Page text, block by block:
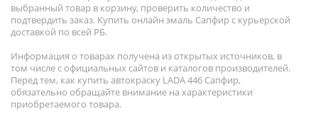
выбранный товар в корзину, проверить количество и
подтвердить заказ. Купить онлайн эмаль Сапфир с курьерской
доставкой по всей РБ.
Информация о товарах получена из открытых источников, в
том числе с официальных сайтов и каталогов производителей.
Перед тем, как купить автокраску LADA 446 Сапфир,
обязательно обращайте внимание на характеристики
приобретаемого товара.